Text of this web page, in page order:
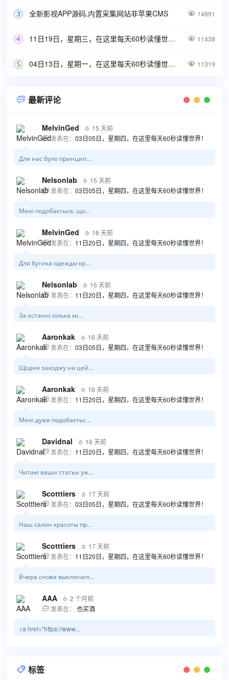
全新影视APP源码,内置采集网站非苹果CMS  14891
11日19日，星期三，在这里每天60秒读懂世界！  11438
04日13日，星期一，在这里每天60秒读懂世界！  11319
 最新评论
MelvinGed  15 天前
 发表在： 03日05日，星期四，在这里每天60秒读懂世界！
Для нас було принцип...
Nelsonlab  15 天前
 发表在： 03日05日，星期四，在这里每天60秒读懂世界！
Мені подобається, що...
MelvinGed  16 天前
 发表在： 11日20日，星期四，在这里每天60秒读懂世界！
Для бутика одежды кр...
Nelsonlab  16 天前
 发表在： 11日20日，星期四，在这里每天60秒读懂世界！
За останні кілька мі...
Aaronkak  16 天前
 发表在： 03日05日，星期四，在这里每天60秒读懂世界！
Щодня заходжу на цей...
Aaronkak  16 天前
 发表在： 11日20日，星期四，在这里每天60秒读懂世界！
Мені дуже подобаєтьс...
Davidnal  16 天前
 发表在： 11日20日，星期四，在这里每天60秒读懂世界！
Читаю ваши статьи уж...
Scotttiers  17 天前
 发表在： 03日05日，星期四，在这里每天60秒读懂世界！
Наш салон красоты пр...
Scotttiers  17 天前
 发表在： 11日20日，星期四，在这里每天60秒读懂世界！
Вчера снова выключил...
AAA  2 个月前
 发表在： 也买酒
<a href="https://www...
 标签